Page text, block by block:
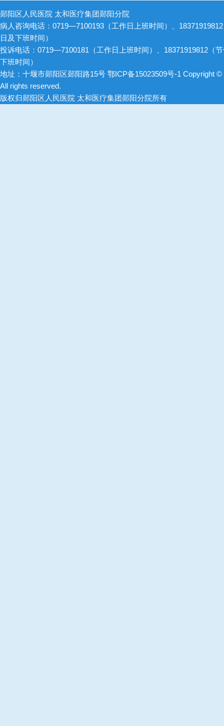
郧阳区人民医院 太和医疗集团郧阳分院
病人咨询电话：0719—7100193（工作日上班时间）、
日及下班时间）
投诉电话：0719—7100181（工作日上班时间）、18371919812（
下班时间）
地址：十堰市郧阳区郧阳路15号 鄂ICP备15023509号-1 Copyright ©
All rights reserved.
版权归郧阳区人民医院 太和医疗集团郧阳分院所有